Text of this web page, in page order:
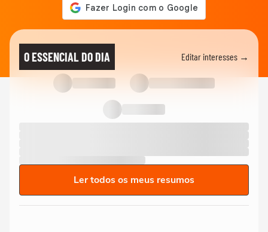
O ESSENCIAL DO DIA Editar interesses →
Ler todos os meus resumos